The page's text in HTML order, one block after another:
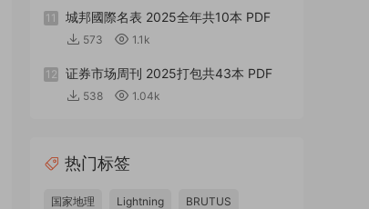
11 城邦國際名表 2025全年共10本 PDF
573 1.1k
12 证券市场周刊 2025打包共43本 PDF
538 1.04k
热门标签
国家地理 Lightning BRUTUS